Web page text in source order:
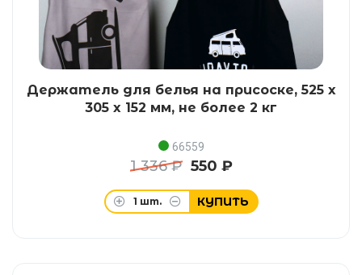
Держатель для белья на присоске, 525 x
305 x 152 мм, не более 2 кг
66559
1 336 ₽ 550 ₽
1 шт. КУПИТЬ